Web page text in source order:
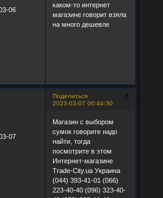
06
каком-то интернет
магазине говорит взяла
на много дешевле
Поделиться
3
2023-03-07 00:44:30
07
Магазин с выбором
сумок говорите надо
найти, тогда
посмотрите в этом
Интернет-магазине
Trade-City.ua Украина
(044) 393-41-01 (066)
223-40-40 (096) 323-40-